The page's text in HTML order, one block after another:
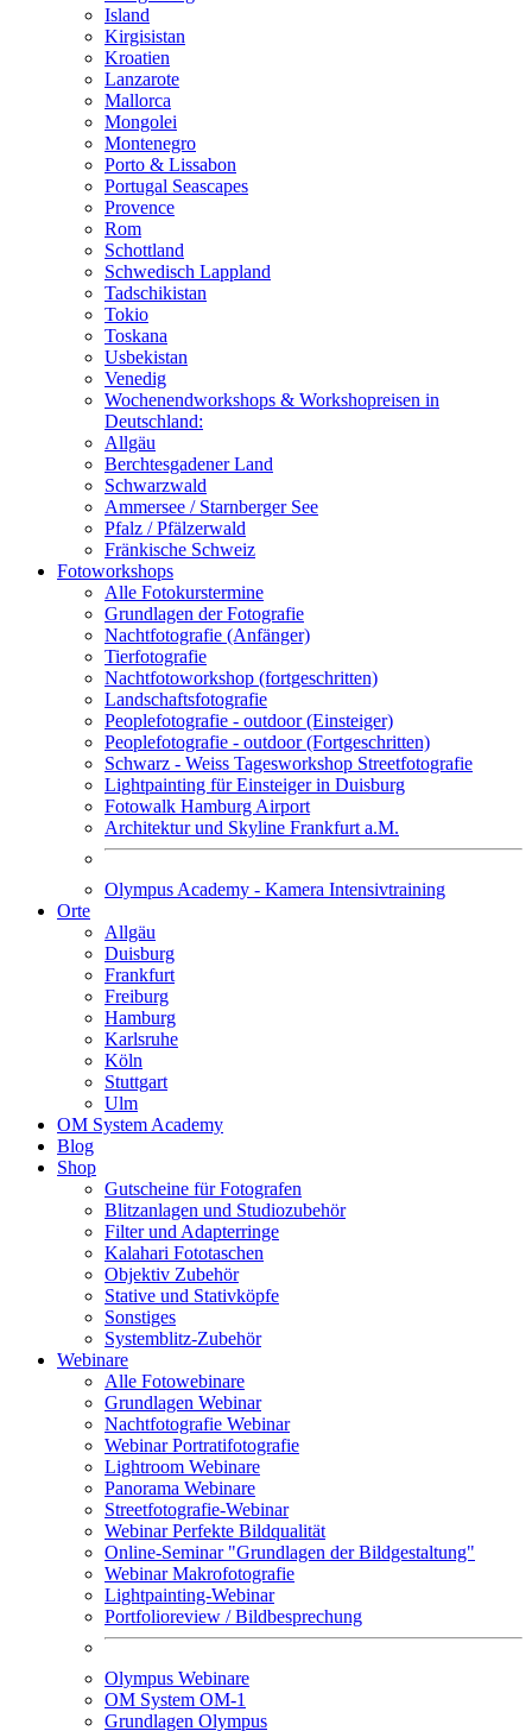
Island
Kirgisistan
Kroatien
Lanzarote
Mallorca
Mongolei
Montenegro
Porto & Lissabon
Portugal Seascapes
Provence
Rom
Schottland
Schwedisch Lappland
Tadschikistan
Tokio
Toskana
Usbekistan
Venedig
Wochenendworkshops & Workshopreisen in
Deutschland:
Allgäu
Berchtesgadener Land
Schwarzwald
Ammersee / Starnberger See
Pfalz / Pfälzerwald
Fränkische Schweiz
Fotoworkshops
Alle Fotokurstermine
Grundlagen der Fotografie
Nachtfotografie (Anfänger)
Tierfotografie
Nachtfotoworkshop (fortgeschritten)
Landschaftsfotografie
Peoplefotografie - outdoor (Einsteiger)
Peoplefotografie - outdoor (Fortgeschritten)
Schwarz - Weiss Tagesworkshop Streetfotografie
Lightpainting für Einsteiger in Duisburg
Fotowalk Hamburg Airport
Architektur und Skyline Frankfurt a.M.
Olympus Academy - Kamera Intensivtraining
Orte
Allgäu
Duisburg
Frankfurt
Freiburg
Hamburg
Karlsruhe
Köln
Stuttgart
Ulm
OM System Academy
Blog
Shop
Gutscheine für Fotografen
Blitzanlagen und Studiozubehör
Filter und Adapterringe
Kalahari Fototaschen
Objektiv Zubehör
Stative und Stativköpfe
Sonstiges
Systemblitz-Zubehör
Webinare
Alle Fotowebinare
Grundlagen Webinar
Nachtfotografie Webinar
Webinar Portratifotografie
Lightroom Webinare
Panorama Webinare
Streetfotografie-Webinar
Webinar Perfekte Bildqualität
Online-Seminar "Grundlagen der Bildgestaltung"
Webinar Makrofotografie
Lightpainting-Webinar
Portfolioreview / Bildbesprechung
Olympus Webinare
OM System OM-1
Grundlagen Olympus